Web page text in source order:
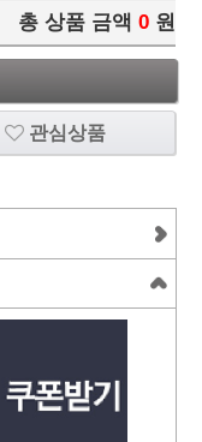
총 상품 금액 0 원
관심상품